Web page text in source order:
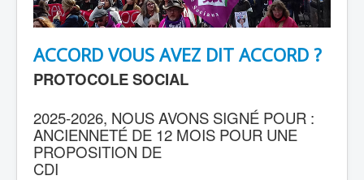
Nos bureaux
Adhésion
ACCORD VOUS AVEZ DIT ACCORD ?
PROTOCOLE SOCIAL
2025-2026, NOUS AVONS SIGNÉ POUR :
ANCIENNETÉ DE 12 MOIS POUR UNE
PROPOSITION DE
CDI